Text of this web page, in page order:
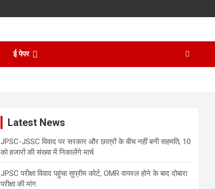
ई पेपर
Latest News
JPSC-JSSC विवाद पर सरकार और छात्रों के बीच नहीं बनी सहमति, 10
को हजारों की संख्या में निकालेंगे मार्च
JPSC परीक्षा विवाद पहुंचा सुप्रीम कोर्ट, OMR वायरल होने के बाद दोबारा
परीक्षा की मांग